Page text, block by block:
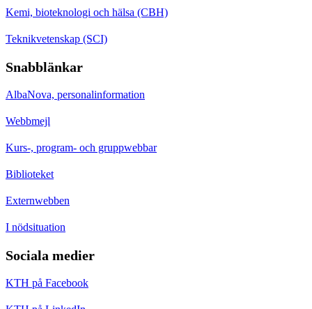
Kemi, bioteknologi och hälsa (CBH)
Teknikvetenskap (SCI)
Snabblänkar
AlbaNova, personalinformation
Webbmejl
Kurs-, program- och gruppwebbar
Biblioteket
Externwebben
I nödsituation
Sociala medier
KTH på Facebook